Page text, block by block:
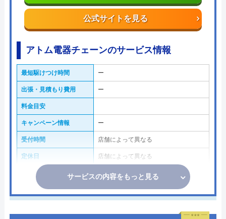
公式サイトを見る
アトム電器チェーンのサービス情報
最短駆けつけ時間 ー
出張・見積もり費用 ー
料金目安
キャンペーン情報 ー
受付時間 店舗によって異なる
定休日 店舗によって異なる
サービスの内容をもっと見る